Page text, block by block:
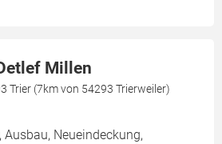
Millen
Trier (7km von 54293 Trierweiler)
Ausbau, Neueindeckung,